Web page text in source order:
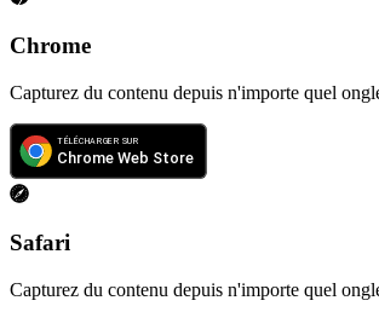
Chrome
Capturez du contenu depuis n'importe quel
Safari
Capturez du contenu depuis n'importe quel